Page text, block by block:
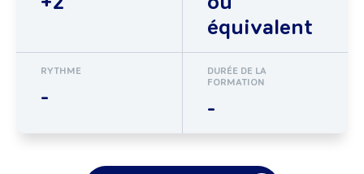
équivalent
RYTHME
-
DURÉE DE LA
FORMATION
-